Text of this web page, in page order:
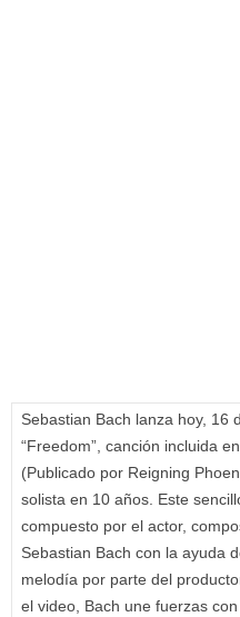
Sebastian Bach lanza hoy, 16
“Freedom”, canción incluida
(Publicado por Reigning
solista en 10 años. Este
compuesto por el actor,
Sebastian Bach con la ayuda
melodía por parte del
el video, Bach une fuerzas